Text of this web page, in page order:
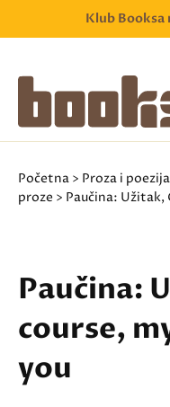
Klub Booksa
Početna > Proza i poezija
proze > Paučina:
Paučina:
course,
you